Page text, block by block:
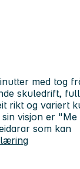
med tog
skuledrift, full
rikt og variert
visjon er
som kan